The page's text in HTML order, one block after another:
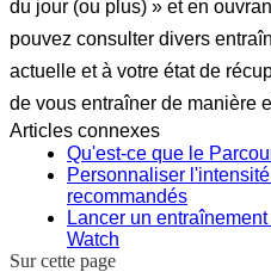
du jour (ou plus) » et en
pouvez consulter divers
actuelle et à votre état de
de vous entraîner de manière
Articles connexes
Qu'est-ce que le
Personnaliser
recommandés
Lancer un
Watch
Sur cette page